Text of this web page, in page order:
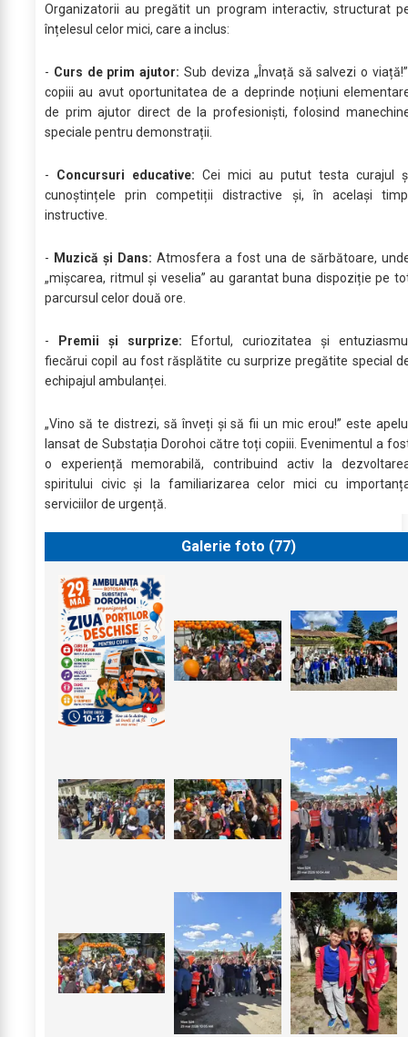
Organizatorii au pregătit un program interactiv, structurat
înțelesul celor mici, care a inclus:
- Curs de prim ajutor: Sub deviza „Învață să salvezi o
copiii au avut oportunitatea de a deprinde noțiuni
de prim ajutor direct de la profesioniști, folosind
speciale pentru demonstrații.
- Concursuri educative: Cei mici au putut testa curajul
cunoștințele prin competiții distractive și, în același
instructive.
- Muzică și Dans: Atmosfera a fost una de sărbătoare,
„mișcarea, ritmul și veselia” au garantat buna dispoziție pe
parcursul celor două ore.
- Premii și surprize: Efortul, curiozitatea și
fiecărui copil au fost răsplătite cu surprize pregătite special
echipajul ambulanței.
„Vino să te distrezi, să înveți și să fii un mic erou!” este
lansat de Substația Dorohoi către toți copiii. Evenimentul a
o experiență memorabilă, contribuind activ la
spiritului civic și la familiarizarea celor mici cu
serviciilor de urgență.
Galerie foto (77)